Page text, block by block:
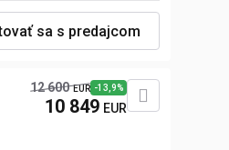
sa s predajcom
12 600 EUR -13,9%
10 849 EUR